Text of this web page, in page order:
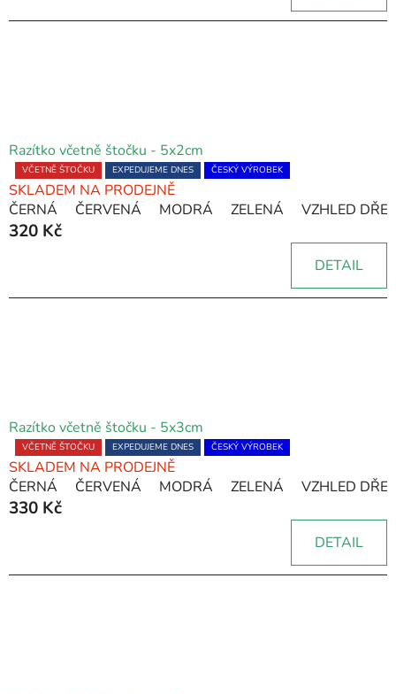
Razítko včetně štočku - 5x2cm
Průměrné
hodnocení
produktu
je
VČETNĚ ŠTOČKU EXPEDUJEME DNES ČESKÝ VÝROBEK
SKLADEM NA PRODEJNĚ
ČERNÁ
ČERVENÁ MODRÁ ZELENÁ VZHLED
320 Kč
DETAIL
Razítko včetně štočku - 5x3cm
Průměrné
hodnocení
produktu
je
VČETNĚ ŠTOČKU EXPEDUJEME DNES ČESKÝ VÝROBEK
SKLADEM NA PRODEJNĚ
ČERNÁ
ČERVENÁ MODRÁ ZELENÁ VZHLED
330 Kč
DETAIL